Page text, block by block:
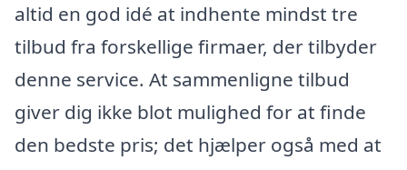
altid en god idé at indhente mindst tre
tilbud fra forskellige firmaer, der tilbyder
denne service. At sammenligne tilbud
giver dig ikke blot mulighed for at finde
den bedste pris; det hjælper også med at